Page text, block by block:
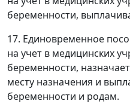
беременности,
17. Единовременное
на учет в медицинских
беременности,
месту назначения и
беременности и родам.